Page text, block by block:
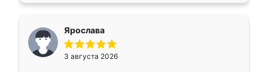
Ярослава
3 августа 2026